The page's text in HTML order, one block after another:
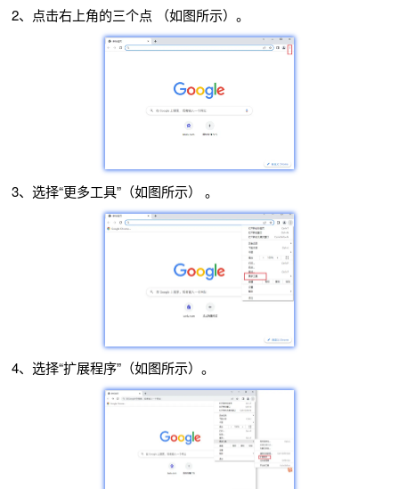
2、点击右上角的三个点 （如图所示）。
3、选择“更多工具”（如图所示） 。
4、选择“扩展程序”（如图所示）。